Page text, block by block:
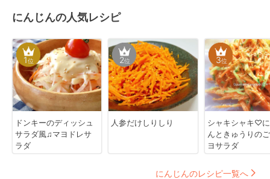
にんじんの人気レシピ
1位
ドンキーのディッシュ
サラダ風♫マヨドレサ
ラダ
2位
人参だけしりしり
3位
シャキシャキ♡
んときゅうりの
ヨサラダ
にんじんのレシピ一覧へ